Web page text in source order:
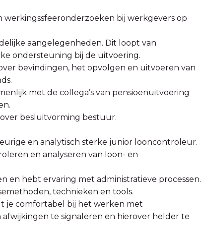
bij werkgevers op
aangelegenheden. Dit loopt van
ondersteuning bij de uitvoering.
bevindingen, het opvolgen en uitvoeren van
met de collega’s van pensioenuitvoering
over besluitvorming bestuur.
en analytisch sterke junior looncontroleur.
en analyseren van loon- en
en hebt ervaring met administratieve processen.
technieken en tools.
je comfortabel bij het werken met
te signaleren en hierover helder te